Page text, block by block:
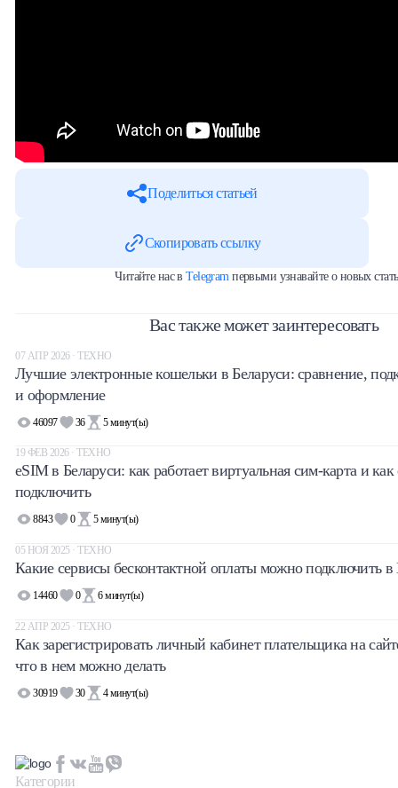
Поделиться статьей
Скопировать ссылку
Читайте нас вTelegram первыми узнавайте о новых
Вас также может заинтересовать
07 АПР 2026 · ТЕХНО
Лучшие электронные кошельки в Беларуси: сравнение,
и оформление
46097 36 5минут(ы)
19 ФЕВ 2026 · ТЕХНО
eSIM в Беларуси: как работает виртуальная сим-карта и как
подключить
8843 0 5 минут(ы)
05 НОЯ 2025 · ТЕХНО
Какие сервисы бесконтактной оплаты можно подключить
14460 0 6минут(ы)
22 АПР 2025 · ТЕХНО
Как зарегистрировать личный кабинет плательщика на
что в нем можно делать
30919 30 4минут(ы)
Категории